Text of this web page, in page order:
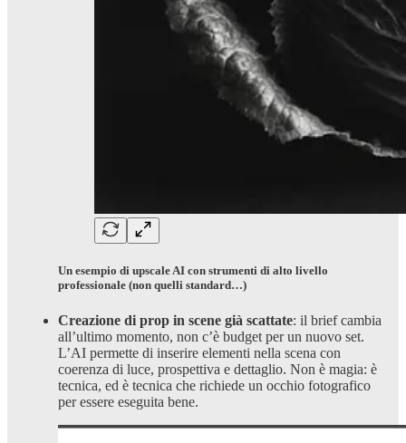
Un esempio di upscale AI con strumenti di alto livello
professionale (non quelli standard…)
Creazione di prop in scene già scattate: il brief cambia
all’ultimo momento, non c’è budget per un nuovo set.
L’AI permette di inserire elementi nella scena con
coerenza di luce, prospettiva e dettaglio. Non è magia: è
tecnica, ed è tecnica che richiede un occhio fotografico
per essere eseguita bene.